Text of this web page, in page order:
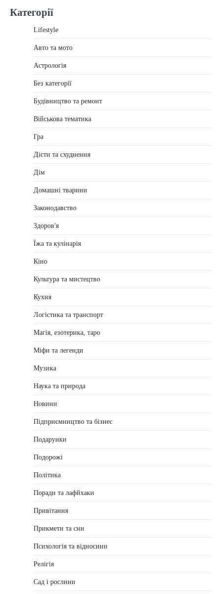
Категорії
Lifestyle
Авто та мото
Астрологія
Без категорії
Будівництво та ремонт
Військова тематика
Гра
Дієти та схуднення
Дім
Домашні тварини
Законодавство
Здоров'я
Їжа та кулінарія
Кіно
Культура та мистецтво
Кухня
Логістика та транспорт
Магія, езотерика, таро
Міфи та легенди
Музика
Наука та природа
Новини
Підприємництво та бізнес
Подарунки
Подорожі
Політика
Поради та лафйхаки
Привітання
Прикмети та сни
Психологія та відносини
Релігія
Сад і рослини